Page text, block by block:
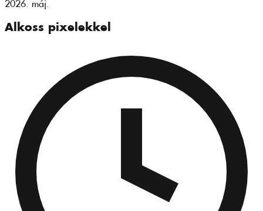
2026. máj.
Alkoss pixelekkel